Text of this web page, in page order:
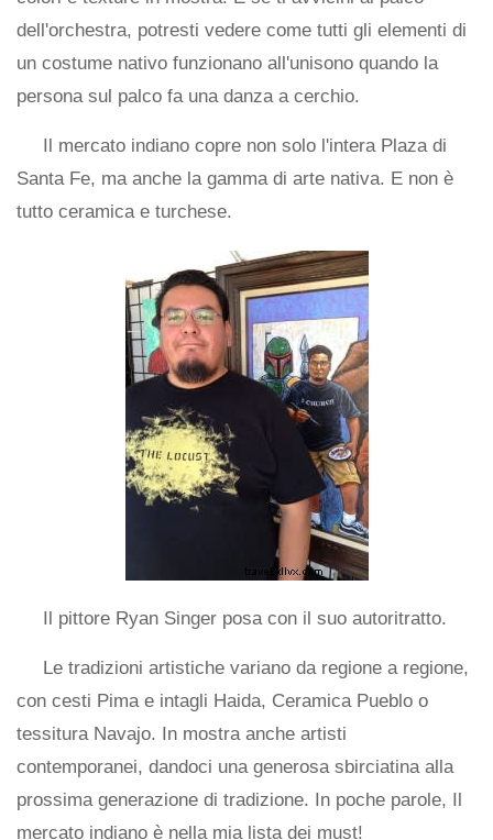
dell'orchestra, potresti vedere come tutti gli elementi di
un costume nativo funzionano all'unisono quando la
persona sul palco fa una danza a cerchio.
Il mercato indiano copre non solo l'intera Plaza di
Santa Fe, ma anche la gamma di arte nativa. E non è
tutto ceramica e turchese.
Il pittore Ryan Singer posa con il suo autoritratto.
Le tradizioni artistiche variano da regione a regione,
con cesti Pima e intagli Haida, Ceramica Pueblo o
tessitura Navajo. In mostra anche artisti
contemporanei, dandoci una generosa sbirciatina alla
prossima generazione di tradizione. In poche parole, Il
mercato indiano è nella mia lista dei must!